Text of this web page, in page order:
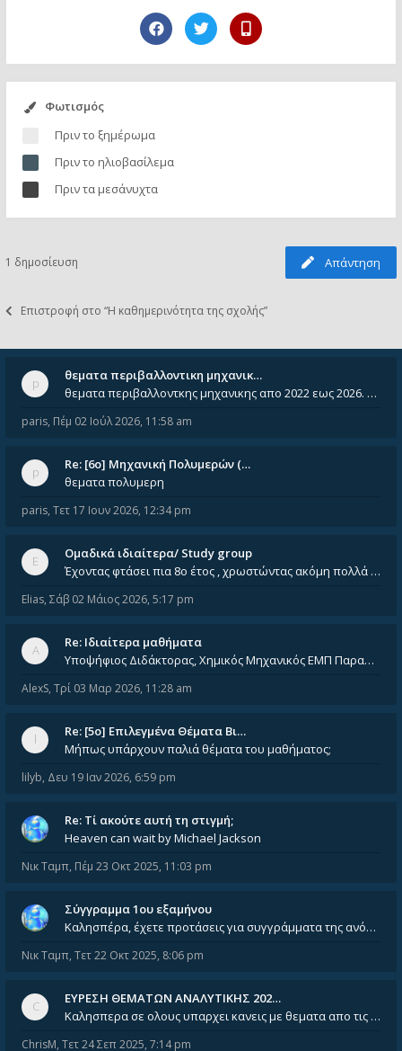
Φωτισμός
Πριν το ξημέρωμα
Πριν το ηλιοβασίλεμα
Πριν τα μεσάνυχτα
1 δημοσίευση Απάντηση
Επιστροφή στο “Η καθημερινότητα της σχολής”
θεματα περιβαλλοντικη μηχανικ…
θεματα περιβαλλοντκης μηχανικης απο 2022 εως 2026. Δεν ειναι μεσα του Σεπτεμβιου του 2025. Αν τα εχει καποιος ας τα ανε
paris, Πέμ 02 Ιούλ 2026, 11:58 am
Re: [6o] Mηχανική Πολυμερών (…
θεματα πολυμερη
paris, Τετ 17 Ιουν 2026, 12:34 pm
Ομαδικά ιδιαίτερα/ Study group
Έχοντας φτάσει πια 8ο έτος , χρωστώντας ακόμη πολλά και χωρίς καμία όρεξη ούτε να διαβάσω μόνος μου ούτε να παρακολουθήσ
Elias, Σάβ 02 Μάιος 2026, 5:17 pm
Re: Ιδιαίτερα μαθήματα
Υποψήφιος Διδάκτορας, Χημικός Μηχανικός ΕΜΠ Παραδίδω ιδιαίτερα μαθήματα μέσης και ανώτατης εκπαίδευσης σε θετικές και τε
AlexS, Τρί 03 Μαρ 2026, 11:28 am
Re: [5ο] Επιλεγμένα Θέματα Βι…
Μήπως υπάρχουν παλιά θέματα του μαθήματος;
lilyb, Δευ 19 Ιαν 2026, 6:59 pm
Re: Tί ακούτε αυτή τη στιγμή;
Heaven can wait by Michael Jackson
Νικ Ταμπ, Πέμ 23 Οκτ 2025, 11:03 pm
Σύγγραμμα 1ου εξαμήνου
Καλησπέρα, έχετε προτάσεις για συγγράμματα της ανόργανης χημείας? Είμαι ανάμεσα σε Λιοδάκη, Chung και Atkins
Νικ Ταμπ, Τετ 22 Οκτ 2025, 8:06 pm
ΕΥΡΕΣΗ ΘΕΜΑΤΩΝ ΑΝΑΛΥΤΙΚΗΣ 202…
Καλησπερα σε ολους υπαρχει κανεις με θεματα απο τις εξετασεις του ιουνιου και σεπτεμβρίου για την αναλυτικη χημεια
ChrisM, Τετ 24 Σεπ 2025, 7:14 pm